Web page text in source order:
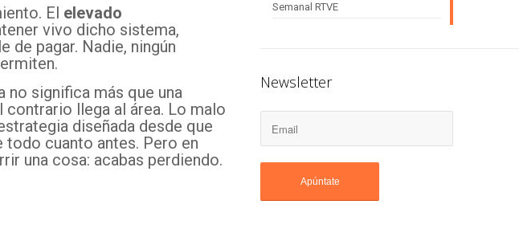
El elevado
vivo dicho sistema,
de pagar. Nadie, ningún
significa más que una
contrario llega al área. Lo malo
diseñada desde que
todo cuanto antes. Pero en
una cosa: acabas perdiendo.
Semanal RTVE
Newsletter